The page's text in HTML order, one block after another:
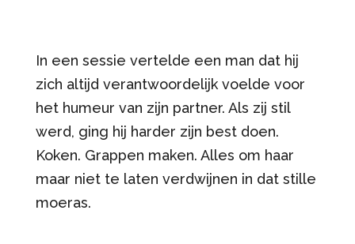
In een sessie vertelde een man dat hij
zich altijd verantwoordelijk voelde voor
het humeur van zijn partner. Als zij stil
werd, ging hij harder zijn best doen.
Koken. Grappen maken. Alles om haar
maar niet te laten verdwijnen in dat stille
moeras.